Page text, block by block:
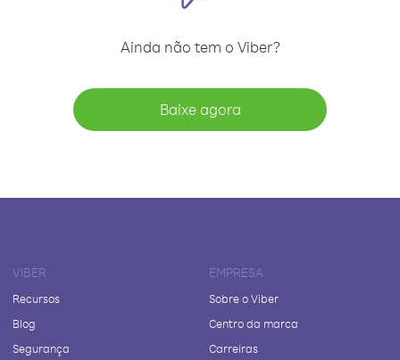
Ainda não tem o Viber?
Baixe agora
VIBER
Recursos
Blog
Segurança
EMPRESA
Sobre o Viber
Centro da marca
Carreiras